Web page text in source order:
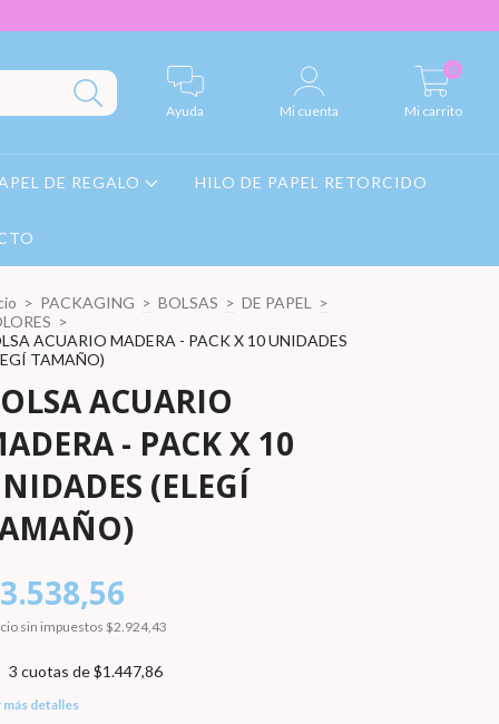
Ayuda Mi cuenta Mi carrito
0
DE REGALO HILO DE PAPEL RETORCIDO
> PACKAGING > BOLSAS > DE PAPEL
>
>
ACUARIO MADERA - PACK X 10 UNIDADES
TAMAÑO)
ACUARIO
- PACK X 10
(ELEGÍ
sin impuestos $2.924,43
3 cuotas de$1.447,86
más detalles